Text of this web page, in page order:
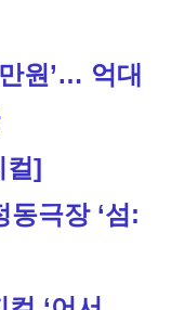
원’… 억대
컬]
동극장 ‘섬: